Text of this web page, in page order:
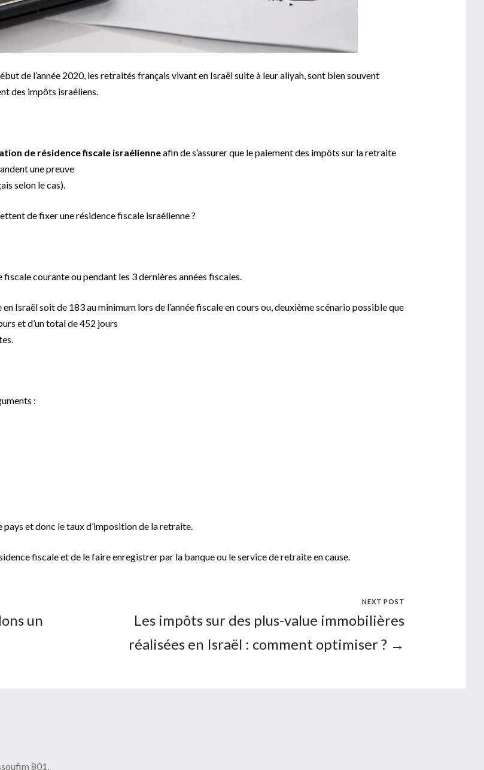
de l’année 2020, les retraités français vivant en Israël suite à leur aliyah, sont bien souvent
des impôts israéliens.
de résidence fiscale israélienneafin de s’assurer que le paiement des impôts sur la retraite
une preuve
selon le cas).
de fixer une résidence fiscale israélienne ?
fiscale courante ou pendant les 3 dernières années fiscales.
Israël soit de 183 au minimum lors de l’année fiscale en cours ou, deuxième scénario possible que
et d’un total de 452 jours
:
et donc le taux d’imposition de la retraite.
fiscale et de le faire enregistrer par la banque ou le service de retraite en cause.
un
NEXT POST
Les impôts sur des plus-value immobilières
réalisées en Israël : comment optimiser ? →
801,